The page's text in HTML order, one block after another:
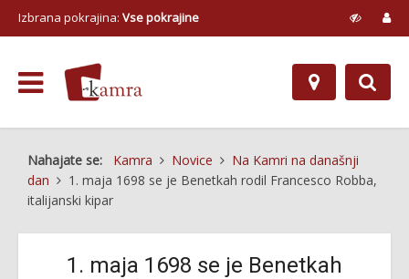
Izbrana pokrajina: Vse pokrajine
Nahajate se: Kamra Novice
Na Kamri na današnji
dan
1. maja 1698 se je Benetkah rodil Francesco Robba,
italijanski kipar
1. maja 1698 se je Benetkah